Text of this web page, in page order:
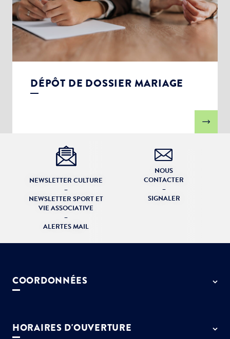
DÉPÔT DE DOSSIER MARIAGE
NEWSLETTER CULTURE
–
NEWSLETTER SPORT ET
VIE ASSOCIATIVE
–
ALERTES MAIL
NOUS
CONTACTER
–
SIGNALER
COORDONNÉES
01 64 13 55 55
HORAIRES D'OUVERTURE